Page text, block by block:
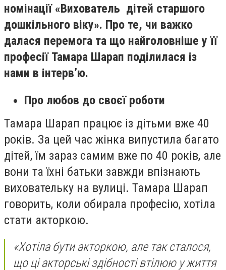
номінації «Вихователь дітей старшого
дошкільного віку». Про те, чи важко
далася перемога та що найголовніше у її
професії Тамара Шарап поділилася із
нами в інтерв’ю.
Про любов до своєї роботи
Тамара Шарап працює із дітьми вже 40
років. За цей час жінка випустила багато
дітей, їм зараз самим вже по 40 років, але
вони та їхні батьки завжди впізнають
виховательку на вулиці. Тамара Шарап
говорить, коли обирала професію, хотіла
стати акторкою.
«Хотіла бути акторкою, але так сталося,
що ці акторські здібності втілюю у життя